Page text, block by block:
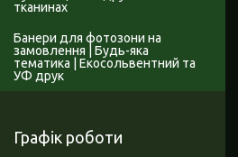
тканинах
Банери для фотозони на
замовлення | Будь-яка
тематика | Екосольвентний та
УФ друк
Графік роботи